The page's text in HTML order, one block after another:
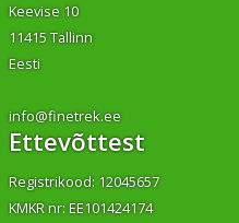
Keevise 10
11415 Tallinn
Eesti
info@finetrek.ee
Ettevõttest
Registrikood: 12045657
KMKR nr: EE101424174